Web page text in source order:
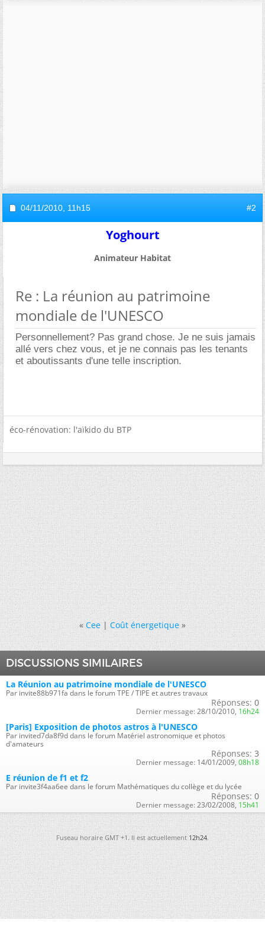
04/11/2010, 11h15 #2
Yoghourt
Animateur Habitat
Re : La réunion au patrimoine
mondiale de l'UNESCO
Personnellement? Pas grand chose. Je ne suis jamais
allé vers chez vous, et je ne connais pas les tenants
et aboutissants d'une telle inscription.
éco-rénovation: l'aïkido du BTP
« Cee|Coût énergetique »
DISCUSSIONS SIMILAIRES
La Réunion au patrimoine mondiale de l'UNESCO
Par invite88b971fa dans le forum TPE / TIPE et autres travaux
Réponses: 0
Dernier message: 28/10/2010, 16h24
[Paris] Exposition de photos astros à l'UNESCO
Par invited7da8f9d dans le forum Matériel astronomique et photos
d'amateurs
Réponses: 3
Dernier message: 14/01/2009, 08h18
E réunion de f1 et f2
Par invite3f4aa6ee dans le forum Mathématiques du collège et du lycée
Réponses: 0
Dernier message: 23/02/2008, 15h41
Fuseau horaire GMT +1. Il est actuellement12h24.